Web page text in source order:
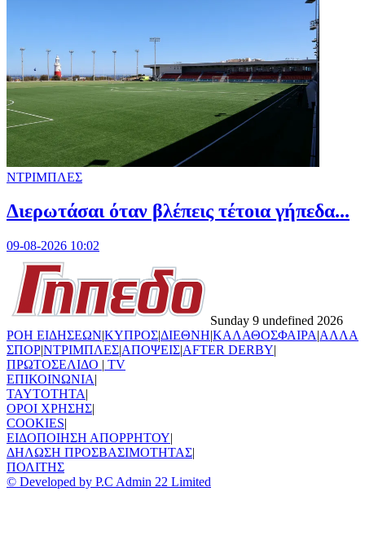
ΝΤΡΙΜΠΛΕΣ
Διερωτάσαι όταν βλέπεις τέτοια γήπεδα...
09-08-2026 10:02
Sunday 9 undefined 2026
ΡΟΗ ΕΙΔΗΣΕΩΝ|ΚΥΠΡΟΣ|ΔΙΕΘΝΗ|ΚΑΛΑΘΟΣΦΑΙΡΑ|ΑΛΛΑ
ΣΠΟΡ|ΝΤΡΙΜΠΛΕΣ|ΑΠΟΨΕΙΣ|AFTER DERBY|
ΠΡΩΤΟΣΕΛΙΔΟ | TV
ΕΠΙΚΟΙΝΩΝΙΑ|
TAYTOTHTA|
ΟΡΟΙ ΧΡΗΣΗΣ|
COOKIES|
ΕΙΔΟΠΟΙΗΣΗ ΑΠΟΡΡΗΤΟΥ|
ΔΗΛΩΣΗ ΠΡΟΣΒΑΣΙΜΟΤΗΤΑΣ|
ΠΟΛΙΤΗΣ
© Developed by P.C Admin 22 Limited